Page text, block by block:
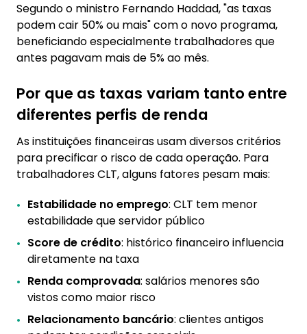
Segundo o ministro Fernando Haddad, "as taxas
podem cair 50% ou mais" com o novo programa,
beneficiando especialmente trabalhadores que
antes pagavam mais de 5% ao mês.
Por que as taxas variam tanto entre
diferentes perfis de renda
As instituições financeiras usam diversos critérios
para precificar o risco de cada operação. Para
trabalhadores CLT, alguns fatores pesam mais:
Estabilidade no emprego: CLT tem menor
estabilidade que servidor público
Score de crédito: histórico financeiro influencia
diretamente na taxa
Renda comprovada: salários menores são
vistos como maior risco
Relacionamento bancário: clientes antigos